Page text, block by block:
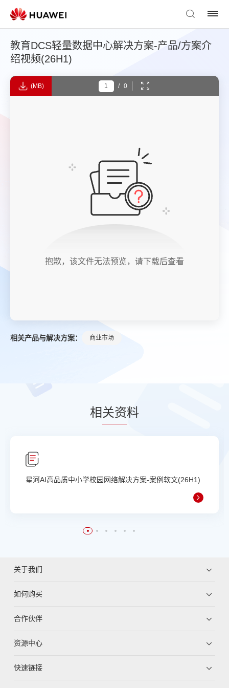
教育DCS轻量数据中心解决方案-产品/方案介
绍视频(26H1)
相关产品与解决方案： 商业市场
(MB) / 0
抱歉，该文件无法预览，请下载后查看
相关资料
星河AI高品质中小学校园网络解决方案-案例软文(26H1)
关于我们
如何购买
合作伙伴
资源中心
快速链接